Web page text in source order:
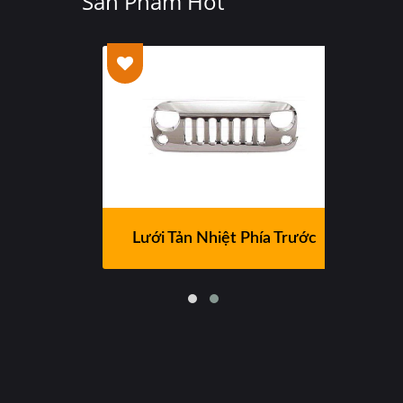
Lưới Tản Nhiệt Phía Trước